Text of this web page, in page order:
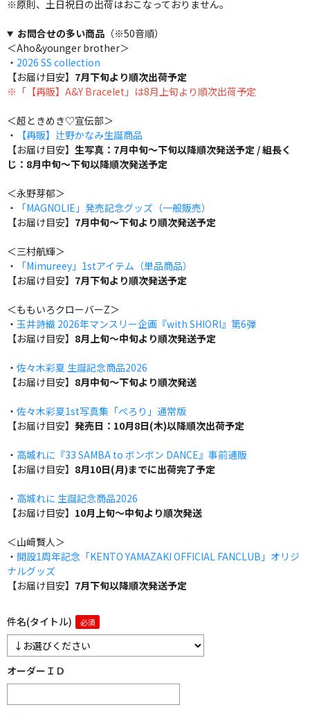
※原則、土日祝日の出荷はおこなっておりません。
お問合せの多い商品（※50音順）
＜Aho&younger brother＞
・ 2026 SS collection
【お届け目安】 7月下旬より順次出荷予定
※「【再販】A&Y Bracelet」は8月上旬より順次出荷予定
＜超ときめき♡宣伝部＞
・
【再販】辻野かなみ生誕商品
【お届け目安】 生写真：7月中旬～下旬以降順次発送予定 / 組長く
じ：8月中旬～下旬以降順次発送予定
＜永野芽郁＞
・
「MAGNOLIE」発売記念グッズ（一般販売）
【お届け目安】 7月中旬～下旬より順次発送予定
＜三村航輝＞
・
「Mimureey」1stアイテム（単品商品）
【お届け目安】 7月下旬より順次発送予定
＜ももいろクローバーZ＞
・ 玉井詩織 2026年マンスリー企画『with SHIORI』第6弾
【お届け目安】 8月上旬～中旬より順次発送予定
・ 佐々木彩夏 生誕記念商品2026
【お届け目安】 8月中旬～下旬より順次発送
・ 佐々木彩夏1st写真集「ぺろり」通常版
【お届け目安】 発売日：10月8日(木)以降順次出荷予定
・ 高城れに『33 SAMBA to ボンボン DANCE』事前通販
【お届け目安】 8月10日(月)までに出荷完了予定
・ 高城れに 生誕記念商品2026
【お届け目安】 10月上旬～中旬より順次発送
＜山﨑賢人＞
・ 開設1周年記念「KENTO YAMAZAKI OFFICIAL FANCLUB」オリジ
ナルグッズ
【お届け目安】 7月下旬以降順次発送予定
件名(タイトル)
オーダーＩＤ